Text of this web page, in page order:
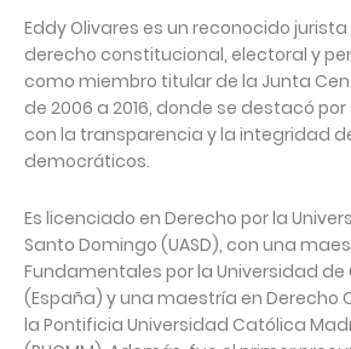
Eddy Olivares es un reconocido
derecho constitucional, electoral y
como miembro titular de la Junta
de 2006 a 2016, donde se destacó
con la transparencia y la integridad
democráticos.
Es licenciado en Derecho por la
Santo Domingo (UASD), con una
Fundamentales por la Universidad
(España) y una maestría en Derecho
la Pontificia Universidad Católica